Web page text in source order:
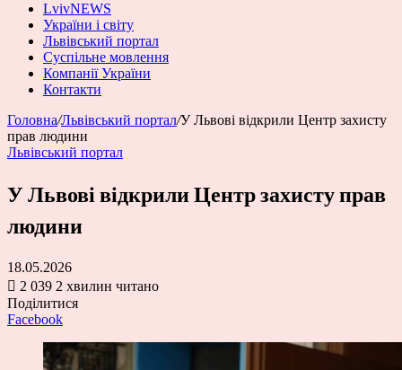
LvivNEWS
України і світу
Львівський портал
Суспільне мовлення
Компанії України
Контакти
Головна/Львівський портал/У Львові відкрили Центр захисту
прав людини
Львівський портал
У Львові відкрили Центр захисту прав
людини
18.05.2026
2 039 2 хвилин читано
Поділитися
Facebook